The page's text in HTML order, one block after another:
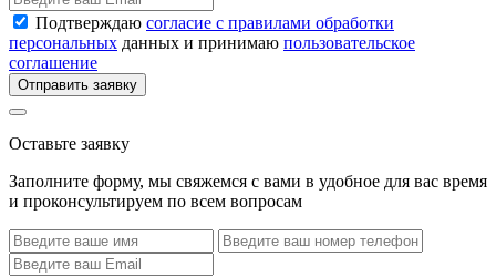
Подтверждаю согласие с правилами обработки
персональных данных и принимаю пользовательское
соглашение
Отправить заявку
Оставьте заявку
Заполните форму, мы свяжемся с вами в удобное для вас время
и проконсультируем по всем вопросам